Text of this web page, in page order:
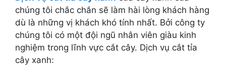
chúng tôi chắc chắn sẽ làm hài lòng khách hàng
dù là những vị khách khó tính nhất. Bởi công ty
chúng tôi có một đội ngũ nhân viên giàu kinh
nghiệm trong lĩnh vực cắt cây. Dịch vụ cắt tỉa
cây xanh: